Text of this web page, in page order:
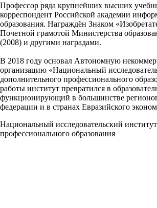
Профессор ряда крупнейших высших
корреспондент Российской академии
образования. Награждён Знаком
Почетной грамотой Министерства
(2008) и другими наградами.
В 2018 году основал Автономную
организацию «Национальный
дополнительного профессионального
работы институт превратился в
функционирующий в большинстве
федерации и в странах Евразийского
Национальный исследовательский
профессионального образования